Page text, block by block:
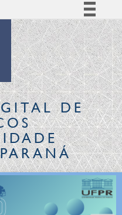
Simplifique!
Comunica BR
Participe
Acesso à informação
Legislação
CanaisDE